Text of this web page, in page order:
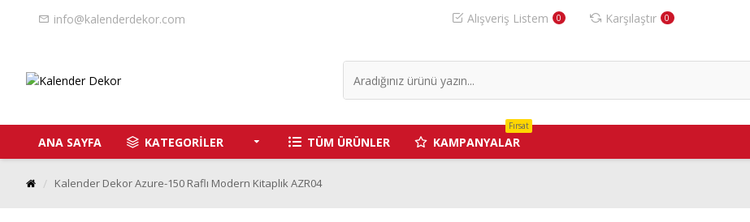
info@kalenderdekor.com Alışveriş Listem 0 Karşılaştır 0
ANA SAYFA KATEGORİLER TÜM ÜRÜNLER KAMPANYALAR
Fırsat
Kalender Dekor Azure-150 Raflı Modern Kitaplık AZR04